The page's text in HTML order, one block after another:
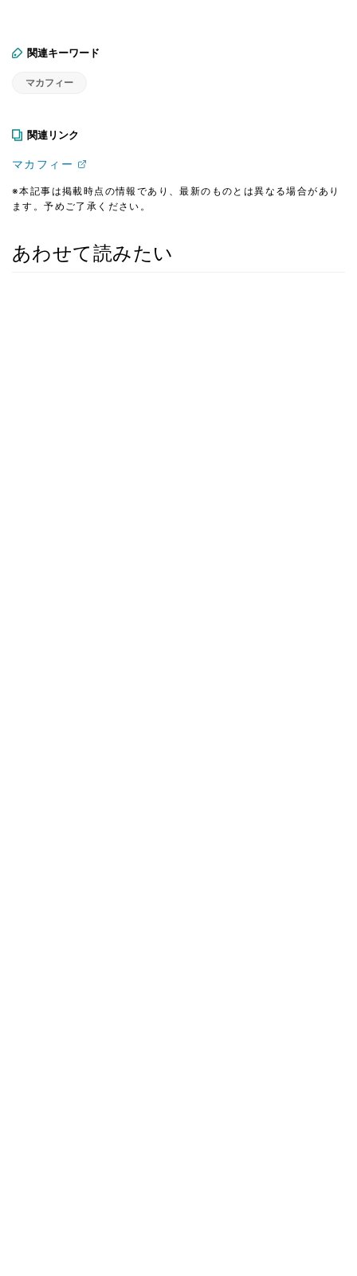
関連キーワード
マカフィー
関連リンク
マカフィー
※本記事は掲載時点の情報であり、最新のものとは異なる場合があり
ます。予めご了承ください。
あわせて読みたい